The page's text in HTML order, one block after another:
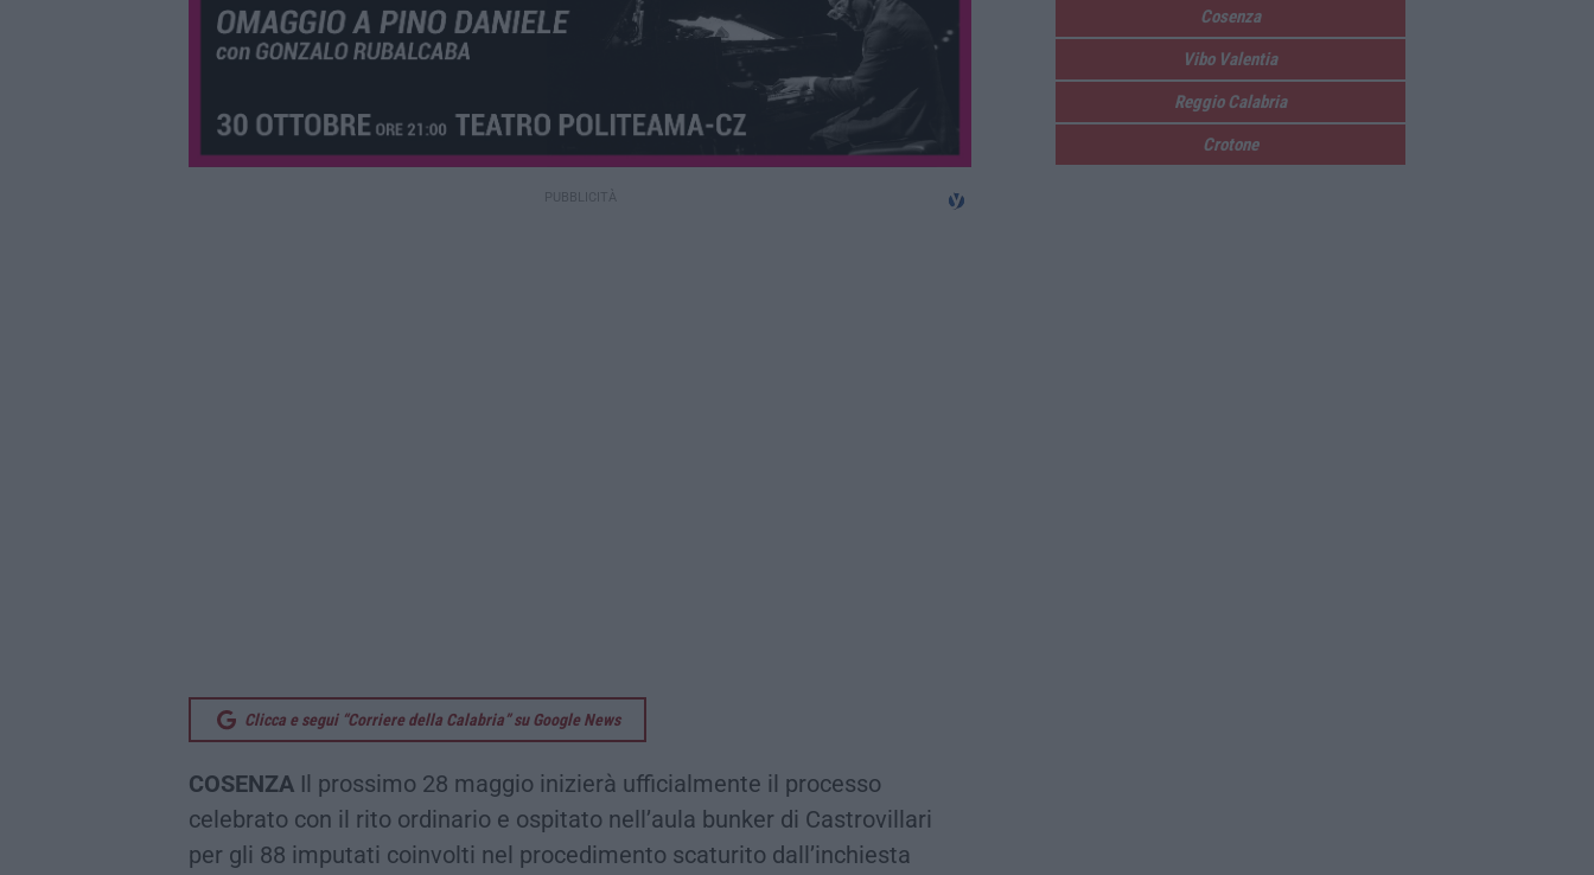
Clicca e segui “Corriere della Calabria” su Google News
COSENZA Il prossimo 28 maggio inizierà ufficialmente il processo
celebrato con il rito ordinario e ospitato nell’aula bunker di Castrovillari
per gli 88 imputati coinvolti nel procedimento scaturito dall’inchiesta
Cosenza
Vibo Valentia
Reggio Calabria
Crotone